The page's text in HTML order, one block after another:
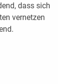
dass sich
vernetzen